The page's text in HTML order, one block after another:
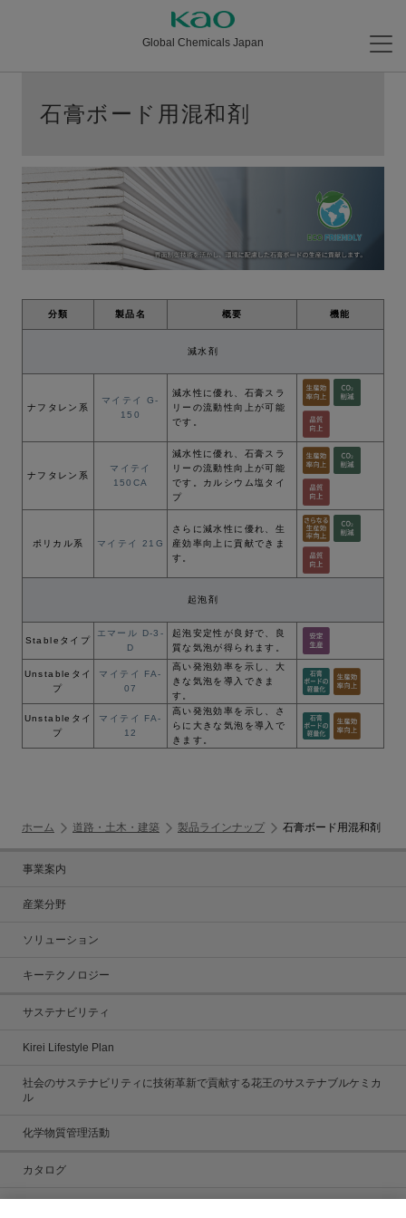
Global Chemicals Japan
石膏ボード用混和剤
分類 製品名 概要 機能
減水剤
ナフタレン系
マイテイ G-
150
減⽔性に優れ、⽯膏スラ
リーの流動性向上が可能
です。
ナフタレン系
マイテイ
150CA
減⽔性に優れ、⽯膏スラ
リーの流動性向上が可能
です。カルシウム塩タイ
プ
ポリカル系 マイテイ 21G
さらに減⽔性に優れ、⽣
産効率向上に貢献できま
す。
起泡剤
Stableタイプ
エマール D-3-
D
起泡安定性が良好で、良
質な気泡が得られます。
Unstableタイ
プ
マイテイ FA-
07
⾼い発泡効率を⽰し、⼤
きな気泡を導⼊できま
す。
Unstableタイ
プ
マイテイ FA-
12
⾼い発泡効率を⽰し、さ
らに⼤きな気泡を導⼊で
きます。
ホーム 道路・土木・建築 製品ラインナップ 石膏ボード用混和剤
事業案内
産業分野
ソリューション
キーテクノロジー
サステナビリティ
Kirei Lifestyle Plan
社会のサステナビリティに技術革新で貢献する花王のサステナブルケミカ
ル
化学物質管理活動
カタログ